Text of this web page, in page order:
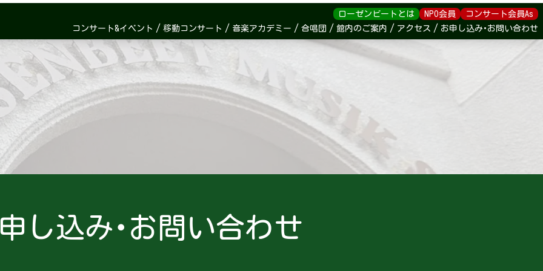
ローゼンビートとは NPO会員
コンサート会員As
コンサート&イベント
移動コンサート 音楽アカデミー 合唱団 館内のご案内 アクセス お申し込み･お問い合わせ
し込み･お問い合わせ